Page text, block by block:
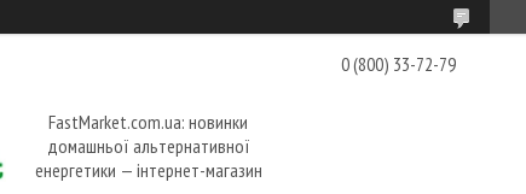
0 (800) 33-72-79
FastMarket.com.ua: новинки
домашньої альтернативної
енергетики — інтернет-магазин